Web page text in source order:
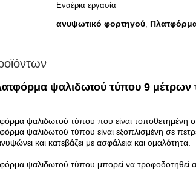
Εναέρια εργασία
ανυψωτικό φορτηγού,
ψαλιδωτού τύπου 9 μέτρων
ψαλιδωτού τύπου που είναι τοποθετημένη σε
ψαλιδωτού τύπου είναι εξοπλισμένη σε
και κατεβάζει με ασφάλεια και ομαλότητα.
ψαλιδωτού τύπου μπορεί να τροφοδοτηθεί